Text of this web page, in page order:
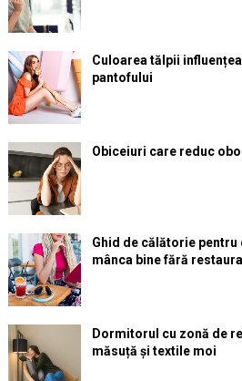
Culoarea tălpii
pantofului
Obiceiuri care reduc
Ghid de călătorie
mânca bine fără
Dormitorul cu zonă de
măsuță și textile moi